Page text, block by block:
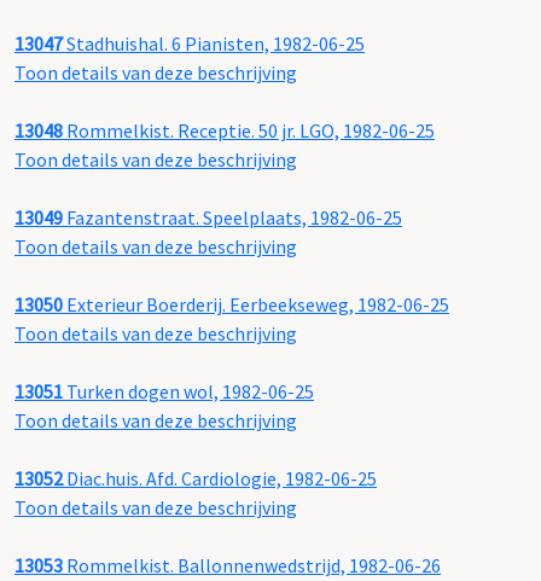
13047Stadhuishal. 6 Pianisten, 1982-06-25
Toon details van deze beschrijving
13048 Rommelkist. Receptie. 50 jr. LGO, 1982-06-25
Toon details van deze beschrijving
13049 Fazantenstraat. Speelplaats, 1982-06-25
Toon details van deze beschrijving
13050 Exterieur Boerderij. Eerbeekseweg, 1982-06-25
Toon details van deze beschrijving
13051 Turken dogen wol, 1982-06-25
Toon details van deze beschrijving
13052Diac.huis. Afd. Cardiologie, 1982-06-25
Toon details van deze beschrijving
13053 Rommelkist. Ballonnenwedstrijd, 1982-06-26